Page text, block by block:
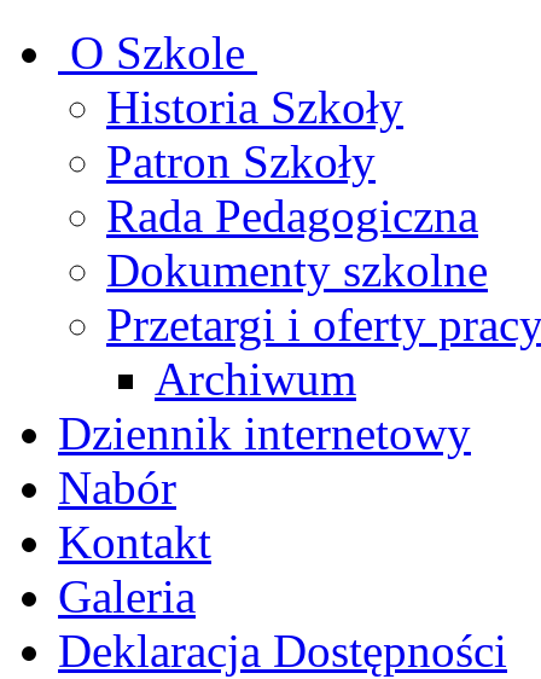
O Szkole
Historia Szkoły
Patron Szkoły
Rada Pedagogiczna
Dokumenty szkolne
Przetargi i oferty
Archiwum
Dziennik internetowy
Nabór
Kontakt
Galeria
Deklaracja Dostępności